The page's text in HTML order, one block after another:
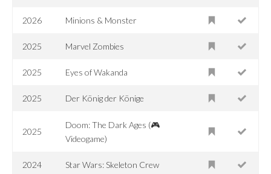
2026 Minions & Monster
2025 Marvel Zombies
2025 Eyes of Wakanda
2025 Der König der Könige
2025
Doom: The Dark Ages (🎮
Videogame)
2024 Star Wars: Skeleton Crew